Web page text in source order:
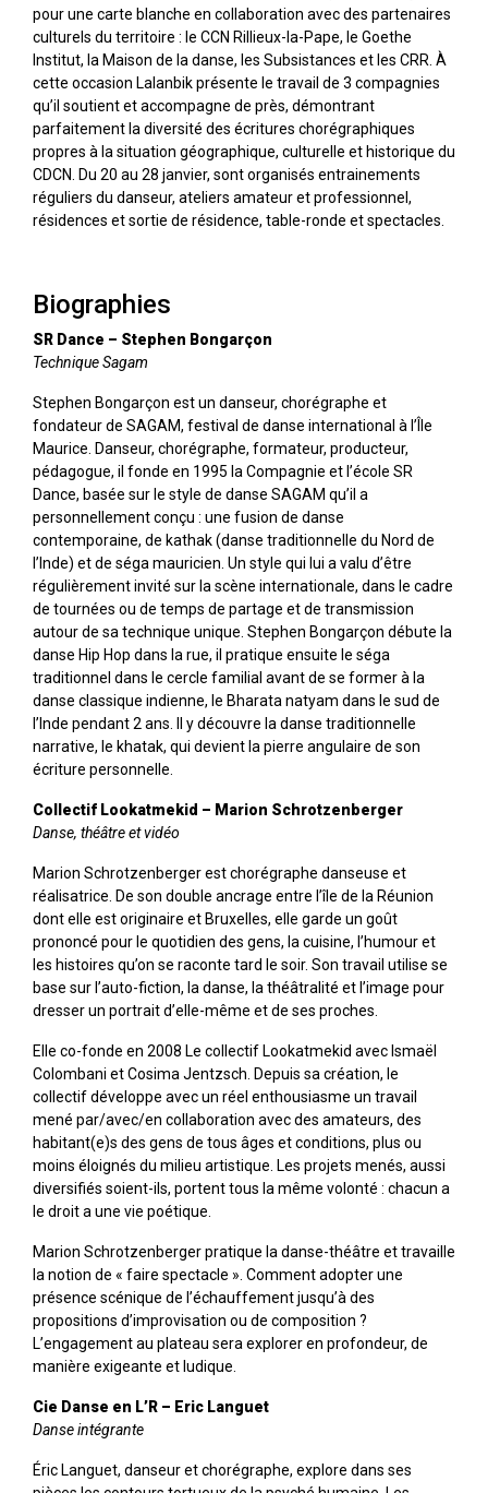
pour une carte blanche en collaboration avec des partenaires
culturels du territoire : le CCN Rillieux-la-Pape, le Goethe
Institut, la Maison de la danse, les Subsistances et les CRR. À
cette occasion Lalanbik présente le travail de 3 compagnies
qu’il soutient et accompagne de près, démontrant
parfaitement la diversité des écritures chorégraphiques
propres à la situation géographique, culturelle et historique du
CDCN. Du 20 au 28 janvier, sont organisés entrainements
réguliers du danseur, ateliers amateur et professionnel,
résidences et sortie de résidence, table-ronde et spectacles.
Biographies
SR Dance – Stephen Bongarçon
Technique Sagam
Stephen Bongarçon est un danseur, chorégraphe et
fondateur de SAGAM, festival de danse international à l’Île
Maurice. Danseur, chorégraphe, formateur, producteur,
pédagogue, il fonde en 1995 la Compagnie et l’école SR
Dance, basée sur le style de danse SAGAM qu’il a
personnellement conçu : une fusion de danse
contemporaine, de kathak (danse traditionnelle du Nord de
l’Inde) et de séga mauricien. Un style qui lui a valu d’être
régulièrement invité sur la scène internationale, dans le cadre
de tournées ou de temps de partage et de transmission
autour de sa technique unique. Stephen Bongarçon débute la
danse Hip Hop dans la rue, il pratique ensuite le séga
traditionnel dans le cercle familial avant de se former à la
danse classique indienne, le Bharata natyam dans le sud de
l’Inde pendant 2 ans. Il y découvre la danse traditionnelle
narrative, le khatak, qui devient la pierre angulaire de son
écriture personnelle.
Collectif Lookatmekid – Marion Schrotzenberger
Danse, théâtre et vidéo
Marion Schrotzenberger est chorégraphe danseuse et
réalisatrice. De son double ancrage entre l’île de la Réunion
dont elle est originaire et Bruxelles, elle garde un goût
prononcé pour le quotidien des gens, la cuisine, l’humour et
les histoires qu’on se raconte tard le soir. Son travail utilise se
base sur l’auto-fiction, la danse, la théâtralité et l’image pour
dresser un portrait d’elle-même et de ses proches.
Elle co-fonde en 2008 Le collectif Lookatmekid avec Ismaël
Colombani et Cosima Jentzsch. Depuis sa création, le
collectif développe avec un réel enthousiasme un travail
mené par/avec/en collaboration avec des amateurs, des
habitant(e)s des gens de tous âges et conditions, plus ou
moins éloignés du milieu artistique. Les projets menés, aussi
diversifiés soient-ils, portent tous la même volonté : chacun a
le droit a une vie poétique.
Marion Schrotzenberger pratique la danse-théâtre et travaille
la notion de « faire spectacle ». Comment adopter une
présence scénique de l’échauffement jusqu’à des
propositions d’improvisation ou de composition ?
L’engagement au plateau sera explorer en profondeur, de
manière exigeante et ludique.
Cie Danse en L’R – Eric Languet
Danse intégrante
Éric Languet, danseur et chorégraphe, explore dans ses